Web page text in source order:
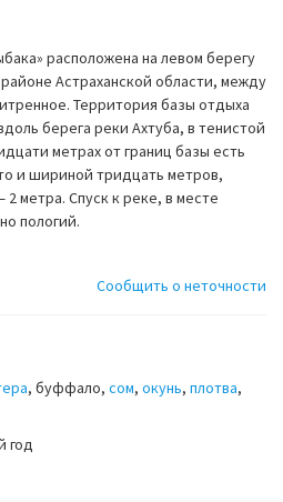
расположена на левом берегу
Астраханской области, между
Территория базы отдыха
берега реки Ахтуба, в тенистой
метрах от границ базы есть
и шириной тридцать метров,
метра. Спуск к реке, в месте
пологий.
Сообщить о неточности
, буффало, сом, окунь, плотва,
год